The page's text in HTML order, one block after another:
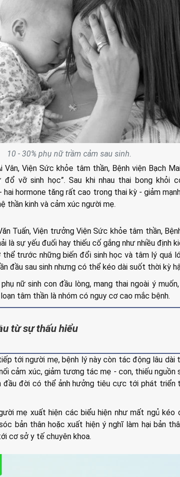
10 - 30% phụ nữ trầm cảm sau sinh.
Vân, Viện Sức khỏe tâm thần, Bệnh viện Bạch
vỡ sinh học”. Sau khi nhau thai bong khỏi
hormone tăng rất cao trong thai kỳ - giảm
thần kinh và cảm xúc người mẹ.
Tuấn, Viện trưởng Viện Sức khỏe tâm thần,
là sự yếu đuối hay thiếu cố gắng như nhiều định
trước những biến đổi sinh học và tâm lý quá
đầu sau sinh nhưng có thể kéo dài suốt thời kỳ
nữ sinh con đầu lòng, mang thai ngoài ý
tâm thần là nhóm có nguy cơ cao mắc bệnh.
từ sự thấu hiểu
tới người mẹ, bệnh lý này còn tác động lâu dài
cảm xúc, giảm tương tác mẹ - con, thiếu nguồn
đầu đời có thể ảnh hưởng tiêu cực tới phát triển
mẹ xuất hiện các biểu hiện như mất ngủ kéo
bản thân hoặc xuất hiện ý nghĩ làm hại bản
cơ sở y tế chuyên khoa.